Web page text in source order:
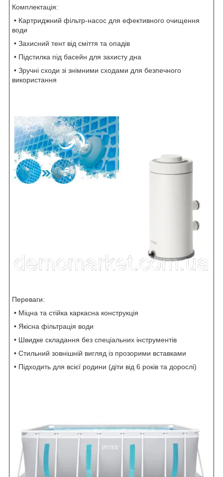
Комплектація:
• Картриджний фільтр-насос для ефективного очищення
води
• Захисний тент від сміття та опадів
• Підстилка під басейн для захисту дна
• Зручні сходи зі знімними сходами для безпечного
використання
Переваги:
• Міцна та стійка каркасна конструкція
• Якісна фільтрація води
• Швидке складання без спеціальних інструментів
• Стильний зовнішній вигляд із прозорими вставками
• Підходить для всієї родини (діти від 6 років та дорослі)